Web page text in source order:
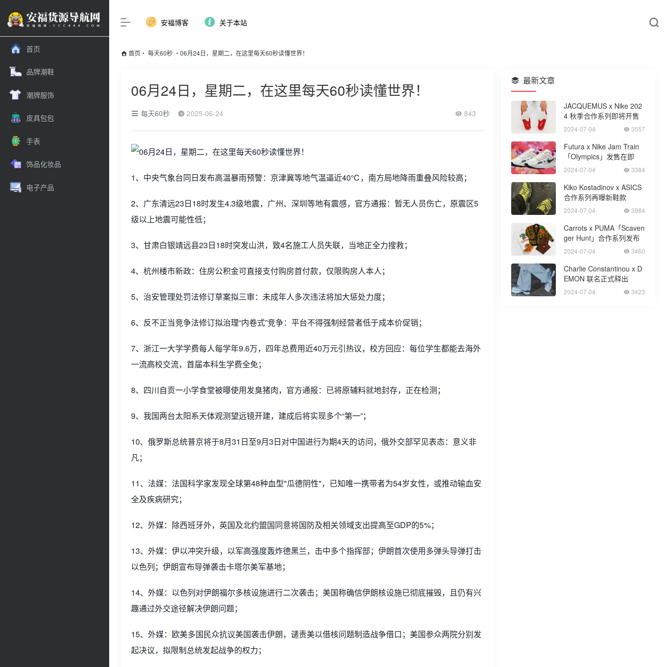
首页
品牌潮鞋
潮牌服饰
皮具包包
手表
饰品化妆品
电子产品
安福博客 关于本站
首页 • 每天60秒 • 06月24日，星期二，在这里每天60秒读懂世界！
06月24日，星期二，在这里每天60秒读懂世界！
每天60秒 2025-06-24 843
1、中央气象台同日发布高温暴雨预警：京津冀等地气温逼近40℃，南方局地降雨重叠风险较高；
2、广东清远23日18时发生4.3级地震，广州、深圳等地有震感，官方通报：暂无人员伤亡，原震区5
级以上地震可能性低；
3、甘肃白银靖远县23日18时突发山洪，致4名施工人员失联，当地正全力搜救；
4、杭州楼市新政：住房公积金可直接支付购房首付款，仅限购房人本人；
5、治安管理处罚法修订草案拟三审：未成年人多次违法将加大惩处力度；
6、反不正当竞争法修订拟治理“内卷式”竞争：平台不得强制经营者低于成本价促销；
7、浙江一大学学费每人每学年9.6万，四年总费用近40万元引热议，校方回应：每位学生都能去海外
一流高校交流，首届本科生学费全免；
8、四川自贡一小学食堂被曝使用发臭猪肉，官方通报：已将原辅料就地封存，正在检测；
9、我国两台太阳系天体观测望远镜开建，建成后将实现多个“第一”；
10、俄罗斯总统普京将于8月31日至9月3日对中国进行为期4天的访问，俄外交部罕见表态：意义非
凡；
11、法媒：法国科学家发现全球第48种血型"瓜德阴性"，已知唯一携带者为54岁女性，或推动输血安
全及疾病研究；
12、外媒：除西班牙外，英国及北约盟国同意将国防及相关领域支出提高至GDP的5%；
13、外媒：伊以冲突升级，以军高强度轰炸德黑兰，击中多个指挥部；伊朗首次使用多弹头导弹打击
以色列；伊朗宣布导弹袭击卡塔尔美军基地；
14、外媒：以色列对伊朗福尔多核设施进行二次袭击；美国称确信伊朗核设施已彻底摧毁，且仍有兴
趣通过外交途径解决伊朗问题；
15、外媒：欧美多国民众抗议美国袭击伊朗，谴责美以借核问题制造战争借口；美国参众两院分别发
起决议，拟限制总统发起战争的权力；
最新文章
JACQUEMUS x Nike 202
4 秋季合作系列即将开售
2024-07-04 3557
Futura x Nike Jam Train
「Olympics」发售在即
2024-07-04 3384
Kiko Kostadinov x ASICS
合作系列再曝新鞋款
2024-07-04 3984
Carrots x PUMA「Scaven
ger Hunt」合作系列发布
2024-07-04 3460
Charlie Constantinou x D
EMON 联名正式释出
2024-07-04 3423